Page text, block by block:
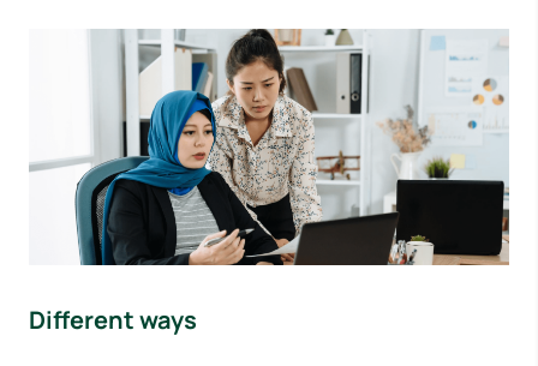
Different ways